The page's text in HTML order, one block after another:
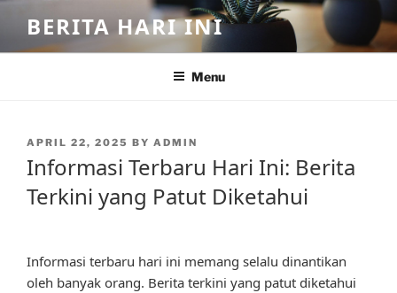
content
BERITA HARI INI
Menu
POSTED
APRIL 22, 2025 BY ADMIN
Informasi Terbaru Hari Ini: Berita
Terkini yang Patut Diketahui
Informasi terbaru hari ini memang selalu dinantikan
oleh banyak orang. Berita terkini yang patut diketahui